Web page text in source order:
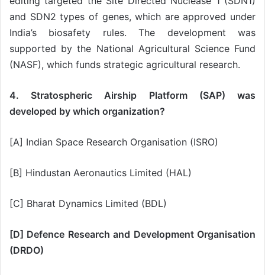
and SDN2 types of genes, which are approved under
India’s biosafety rules. The development was
supported by the National Agricultural Science Fund
(NASF), which funds strategic agricultural research.
4. Stratospheric Airship Platform (SAP) was
developed by which organization?
[A] Indian Space Research Organisation (ISRO)
[B] Hindustan Aeronautics Limited (HAL)
[C] Bharat Dynamics Limited (BDL)
[D] Defence Research and Development Organisation
(DRDO)